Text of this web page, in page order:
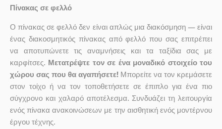
Πίνακας σε φελλό
Ο πίνακας σε φελλό δεν είναι απλώς μια διακόσμηση — είναι
ένας διακοσμητικός πίνακας από φελλό που σας επιτρέπει
να αποτυπώνετε τις αναμνήσεις και τα ταξίδια σας με
καρφίτσες. Μετατρέψτε τον σε ένα μοναδικό στοιχείο του
χώρου σας που θα αγαπήσετε! Μπορείτε να τον κρεμάσετε
στον τοίχο ή να τον τοποθετήσετε σε έπιπλο για ένα πιο
σύγχρονο και χαλαρό αποτέλεσμα. Συνδυάζει τη λειτουργία
ενός πίνακα ανακοινώσεων με την αισθητική ενός μοντέρνου
έργου τέχνης.